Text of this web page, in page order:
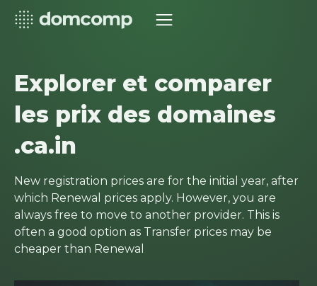
Explorer et comparer
les prix des domaines
.ca.in
New registration prices are for the initial year, after
which Renewal prices apply. However, you are
always free to move to another provider. This is
often a good option as Transfer prices may be
cheaper than Renewal